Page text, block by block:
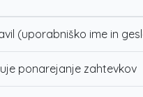
(uporabniško ime in
ponarejanje zahtevkov